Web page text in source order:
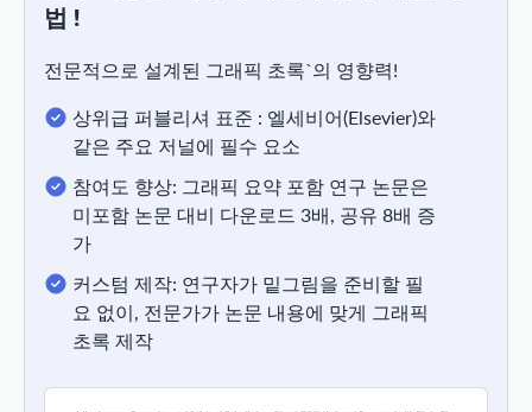
법 !
전문적으로 설계된 그래픽 초록`의 영향력!
상위급 퍼블리셔 표준 : 엘세비어(Elsevier)와
같은 주요 저널에 필수 요소
참여도 향상: 그래픽 요약 포함 연구 논문은
미포함 논문 대비 다운로드 3배, 공유 8배 증
가
커스텀 제작: 연구자가 밑그림을 준비할 필
요 없이, 전문가가 논문 내용에 맞게 그래픽
초록 제작